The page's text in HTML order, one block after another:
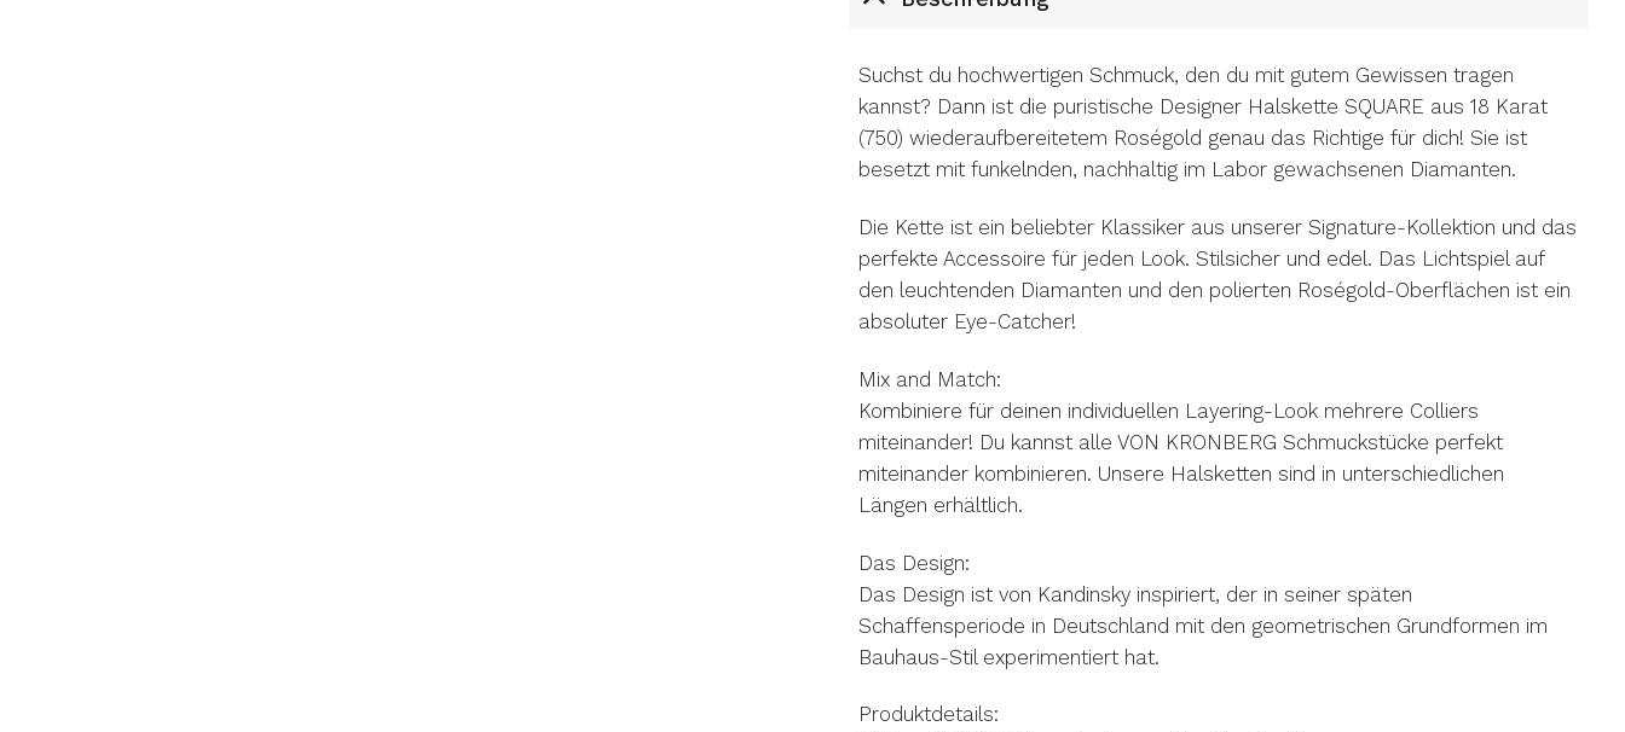
Suchst du hochwertigen Schmuck, den du mit gutem Gewissen tragen
kannst? Dann ist die puristische Designer Halskette SQUARE aus 18 Karat
(750) wiederaufbereitetem Roségold genau das Richtige für dich! Sie ist
besetzt mit funkelnden, nachhaltig im Labor gewachsenen Diamanten.
Die Kette ist ein beliebter Klassiker aus unserer Signature-Kollektion und das
perfekte Accessoire für jeden Look. Stilsicher und edel. Das Lichtspiel auf
den leuchtenden Diamanten und den polierten Roségold-Oberflächen ist ein
absoluter Eye-Catcher!
Mix and Match:
Kombiniere für deinen individuellen Layering-Look mehrere Colliers
miteinander! Du kannst alle VON KRONBERG Schmuckstücke perfekt
miteinander kombinieren. Unsere Halsketten sind in unterschiedlichen
Längen erhältlich.
Das Design:
Das Design ist von Kandinsky inspiriert, der in seiner späten
Schaffensperiode in Deutschland mit den geometrischen Grundformen im
Bauhaus-Stil experimentiert hat.
Produktdetails: